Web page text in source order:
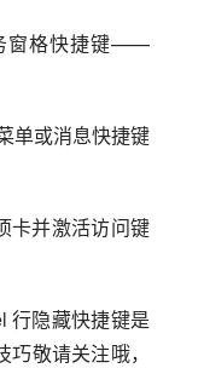
单或消息快捷键
行隐藏快捷键是
敬请关注哦，